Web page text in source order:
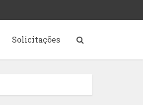
Solicitações